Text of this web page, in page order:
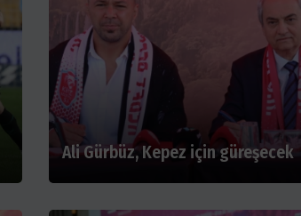
Ali Gürbüz, Kepez için güreşecek